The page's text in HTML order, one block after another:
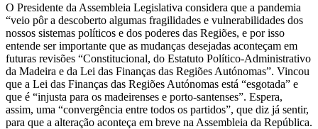
O Presidente da Assembleia Legislativa considera que a pandemia
“veio pôr a descoberto algumas fragilidades e vulnerabilidades dos
nossos sistemas políticos e dos poderes das Regiões, e por isso
entende ser importante que as mudanças desejadas aconteçam em
futuras revisões “Constitucional, do Estatuto Político-Administrativo
da Madeira e da Lei das Finanças das Regiões Autónomas”. Vincou
que a Lei das Finanças das Regiões Autónomas está “esgotada” e
que é “injusta para os madeirenses e porto-santenses”. Espera,
assim, uma “convergência entre todos os partidos”, que diz já sentir,
para que a alteração aconteça em breve na Assembleia da República.